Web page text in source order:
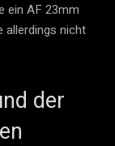
ein AF 23mm
allerdings nicht
der